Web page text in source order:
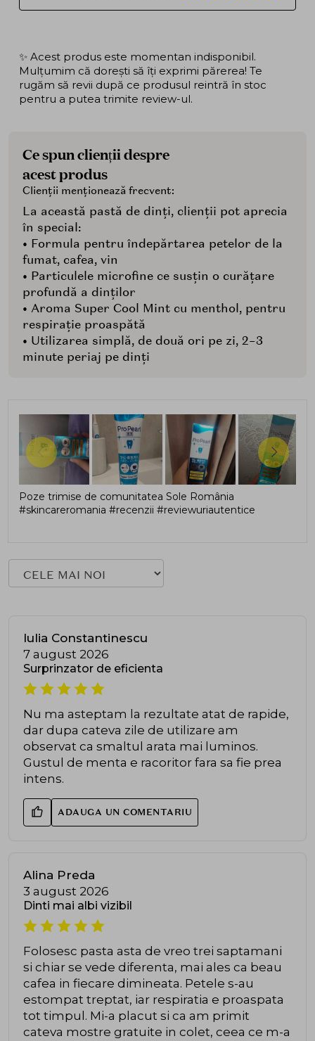
✨ Acest produs este momentan indisponibil.
Mulțumim că dorești să îți exprimi părerea! Te
rugăm să revii după ce produsul reintră în stoc
pentru a putea trimite review-ul.
Ce spun clienții despre
acest produs
Clienții menționează frecvent:
La această pastă de dinți, clienții pot aprecia
în special:
• Formula pentru îndepărtarea petelor de la
fumat, cafea, vin
• Particulele microfine ce susțin o curățare
profundă a dinților
• Aroma Super Cool Mint cu menthol, pentru
respirație proaspătă
• Utilizarea simplă, de două ori pe zi, 2–3
minute periaj pe dinți
Poze trimise de comunitatea Sole România
#skincareromania #recenzii #reviewuriautentice
Iulia Constantinescu
7 august 2026
Surprinzator de eficienta
Nu ma asteptam la rezultate atat de rapide,
dar dupa cateva zile de utilizare am
observat ca smaltul arata mai luminos.
Gustul de menta e racoritor fara sa fie prea
intens.
ADAUGA UN COMENTARIU
Alina Preda
3 august 2026
Dinti mai albi vizibil
Folosesc pasta asta de vreo trei saptamani
si chiar se vede diferenta, mai ales ca beau
cafea in fiecare dimineata. Petele s-au
estompat treptat, iar respiratia e proaspata
tot timpul. Mi-a placut si ca am primit
cateva mostre gratuite in colet, ceea ce m-a